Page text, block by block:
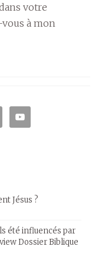
votre
à mon
Jésus ?
été influencés par
Dossier Biblique